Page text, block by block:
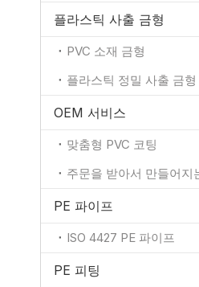
플라스틱 사출 금형
PVC 소재 금형
플라스틱 정밀 사출 금형
OEM 서비스
맞춤형 PVC 코팅
PE 파이프
ISO 4427 PE 파이프
PE 피팅